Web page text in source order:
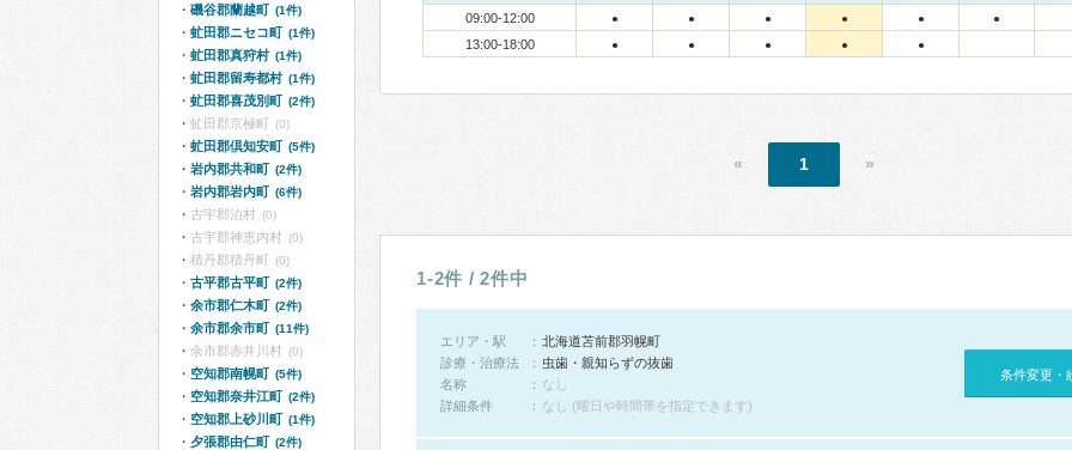
09:00-12:00 ● ● ● ● ● ●
13:00-18:00 ● ● ● ● ●
« 1 »
1-2件 / 2件中
エリア・駅
北海道苫前郡羽幌町
診療・治療法
虫歯・親知らずの抜歯
名称
なし
詳細条件
なし (曜日や時間帯を指定できます)
条件変更・
磯谷郡蘭越町 (1件)
虻田郡ニセコ町 (1件)
虻田郡真狩村 (1件)
虻田郡留寿都村 (1件)
虻田郡喜茂別町 (2件)
虻田郡京極町 (0)
虻田郡倶知安町 (5件)
岩内郡共和町 (2件)
岩内郡岩内町 (6件)
古宇郡泊村 (0)
古宇郡神恵内村 (0)
積丹郡積丹町 (0)
古平郡古平町 (2件)
余市郡仁木町 (2件)
余市郡余市町 (11件)
余市郡赤井川村 (0)
空知郡南幌町 (5件)
空知郡奈井江町 (2件)
空知郡上砂川町 (1件)
夕張郡由仁町 (2件)